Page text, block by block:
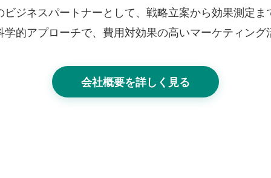
ジネスパートナーとして、戦略立案から効果測定ま
的アプローチで、費用対効果の高いマーケティング
会社概要を詳しく見る